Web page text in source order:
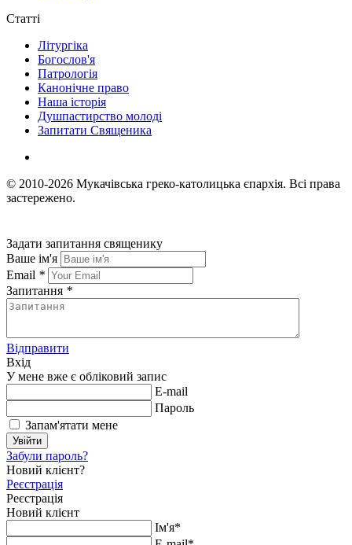
Статті
Літургіка
Богослов'я
Патрологія
Канонічне право
Наша історія
Душпастирство молоді
Запитати Священика
© 2010-2026 Мукачівська греко-католицька єпархія. Всі права
застережено.
Задати запитання священику
Ваше ім'я
Email *
Запитання *
Відправити
Вхід
У мене вже є обліковий запис
E-mail
Пароль
Запам'ятати мене
Увійти
Забули пароль?
Новий клієнт?
Реєстрація
Реєстрація
Новий клієнт
Ім'я*